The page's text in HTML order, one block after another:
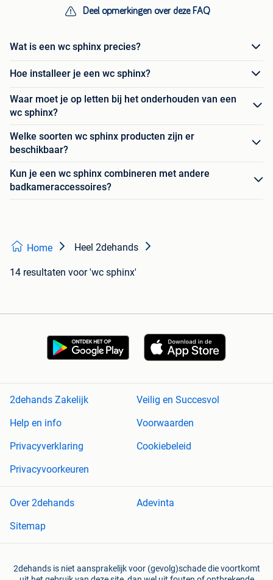
Deel opmerkingen over deze FAQ
Wat is een wc sphinx precies?
Hoe installeer je een wc sphinx?
Waar moet je op letten bij het onderhouden van een
wc sphinx?
Welke soorten wc sphinx producten zijn er
beschikbaar?
Kun je een wc sphinx combineren met andere
badkameraccessoires?
Home Heel 2dehands
14 resultaten voor 'wc sphinx'
2dehands Zakelijk
Veilig en Succesvol
Help en info
Voorwaarden
Privacyverklaring
Cookiebeleid
Privacyvoorkeuren
Over 2dehands
Adevinta
Sitemap
2dehands is niet aansprakelijk voor (gevolg)schade die voortkomt